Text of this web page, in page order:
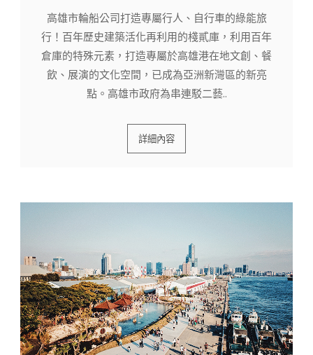
高雄市輪船公司打造專屬行人、自行車的綠能旅
行！百年歷史建築活化再利用的棧貳庫，利用百年
倉庫的特殊元素，打造專屬於高雄港在地文創、餐
飲、展演的文化空間，已成為亞洲新灣區的新亮
點。高雄市政府為串連駁二藝..
詳細內容